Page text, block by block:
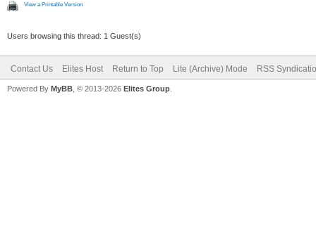
View a Printable Version
Users browsing this thread: 1 Guest(s)
Contact Us Elites Host Return to Top Lite (Archive) Mode RSS
Powered By MyBB , © 2013-2026 Elites Group